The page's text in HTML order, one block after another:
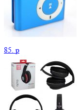
85. p